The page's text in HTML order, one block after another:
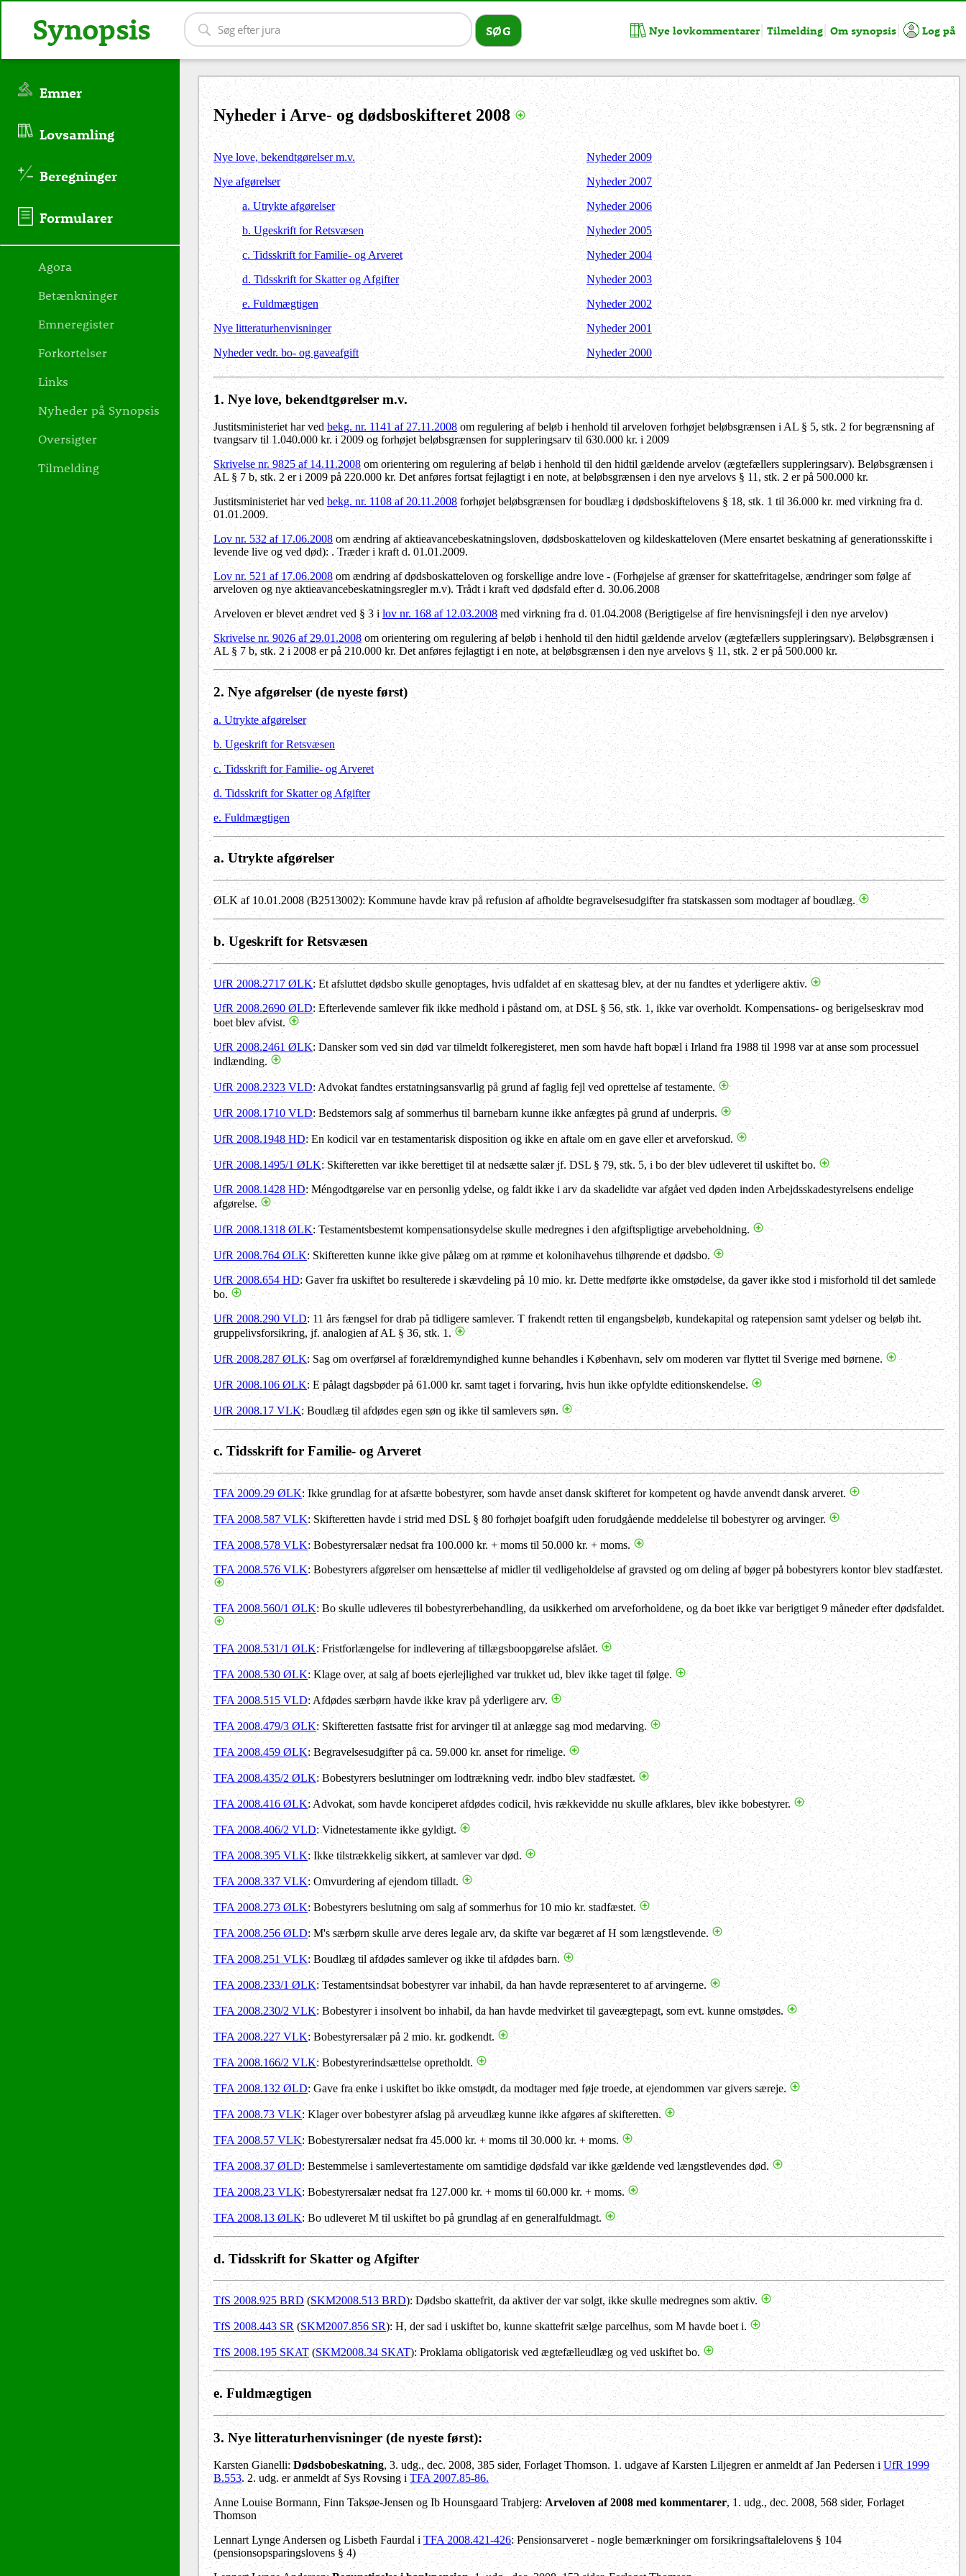
Nyheder i Arve- og dødsboskifteret 2008
Nye love, bekendtgørelser m.v.
Nye afgørelser
a. Utrykte afgørelser
b. Ugeskrift for Retsvæsen
c. Tidsskrift for Familie- og Arveret
d. Tidsskrift for Skatter og Afgifter
e. Fuldmægtigen
Nye litteraturhenvisninger
Nyheder vedr. bo- og gaveafgift
Nyheder 2009
Nyheder 2007
Nyheder 2006
Nyheder 2005
Nyheder 2004
Nyheder 2003
Nyheder 2002
Nyheder 2001
Nyheder 2000
1. Nye love, bekendtgørelser m.v.
Justitsministeriet har vedbekg. nr. 1141 af 27.11.2008om regulering af beløb i henhold til arveloven forhøjet beløbsgrænsen i AL § 5, stk. 2 for begrænsning af
tvangsarv til 1.040.000 kr. i 2009 og forhøjet beløbsgrænsen for suppleringsarv til 630.000 kr. i 2009
Skrivelse nr. 9825 af 14.11.2008 om orientering om regulering af beløb i henhold til den hidtil gældende arvelov (ægtefællers suppleringsarv). Beløbsgrænsen i
AL § 7 b, stk. 2 er i 2009 på 220.000 kr. Det anføres fortsat fejlagtigt i en note, at beløbsgrænsen i den nye arvelovs § 11, stk. 2 er på 500.000 kr.
Justitsministeriet har vedbekg. nr. 1108 af 20.11.2008forhøjet beløbsgrænsen for boudlæg i dødsboskiftelovens § 18, stk. 1 til 36.000 kr. med virkning fra d.
01.01.2009.
Lov nr. 532 af 17.06.2008om ændring af aktieavancebeskatningsloven, dødsboskatteloven og kildeskatteloven (Mere ensartet beskatning af generationsskifte i
levende live og ved død): . Træder i kraft d. 01.01.2009.
Lov nr. 521 af 17.06.2008om ændring af dødsboskatteloven og forskellige andre love - (Forhøjelse af grænser for skattefritagelse, ændringer som følge af
arveloven og nye aktieavancebeskatningsregler m.v). Trådt i kraft ved dødsfald efter d. 30.06.2008
Arveloven er blevet ændret ved § 3 ilov nr. 168 af 12.03.2008 med virkning fra d. 01.04.2008 (Berigtigelse af fire henvisningsfejl i den nye arvelov)
Skrivelse nr. 9026 af 29.01.2008om orientering om regulering af beløb i henhold til den hidtil gældende arvelov (ægtefællers suppleringsarv). Beløbsgrænsen i
AL § 7 b, stk. 2 i 2008 er på 210.000 kr. Det anføres fejlagtigt i en note, at beløbsgrænsen i den nye arvelovs § 11, stk. 2 er på 500.000 kr.
2. Nye afgørelser(de nyeste først)
a. Utrykte afgørelser
b. Ugeskrift for Retsvæsen
c. Tidsskrift for Familie- og Arveret
d. Tidsskrift for Skatter og Afgifter
e. Fuldmægtigen
a. Utrykte afgørelser
ØLK af 10.01.2008 (B2513002): Kommune havde krav på refusion af afholdte begravelsesudgifter fra statskassen som modtager af boudlæg.
b. Ugeskrift for Retsvæsen
UfR 2008.2717 ØLK: Et afsluttet dødsbo skulle genoptages, hvis udfaldet af en skattesag blev, at der nu fandtes et yderligere aktiv.
UfR 2008.2690 ØLD: Efterlevende samlever fik ikke medhold i påstand om, at DSL § 56, stk. 1, ikke var overholdt. Kompensations- og berigelseskrav mod
boet blev afvist.
UfR 2008.2461 ØLK: Dansker som ved sin død var tilmeldt folkeregisteret, men som havde haft bopæl i Irland fra 1988 til 1998 var at anse som processuel
indlænding.
UfR 2008.2323 VLD: Advokat fandtes erstatningsansvarlig på grund af faglig fejl ved oprettelse af testamente.
UfR 2008.1710 VLD: Bedstemors salg af sommerhus til barnebarn kunne ikke anfægtes på grund af underpris.
UfR 2008.1948 HD: En kodicil var en testamentarisk disposition og ikke en aftale om en gave eller et arveforskud.
UfR 2008.1495/1 ØLK: Skifteretten var ikke berettiget til at nedsætte salær jf. DSL § 79, stk. 5, i bo der blev udleveret til uskiftet bo.
UfR 2008.1428 HD: Méngodtgørelse var en personlig ydelse, og faldt ikke i arv da skadelidte var afgået ved døden inden Arbejdsskadestyrelsens endelige
afgørelse.
UfR 2008.1318 ØLK: Testamentsbestemt kompensationsydelse skulle medregnes i den afgiftspligtige arvebeholdning.
UfR 2008.764 ØLK: Skifteretten kunne ikke give pålæg om at rømme et kolonihavehus tilhørende et dødsbo.
UfR 2008.654 HD: Gaver fra uskiftet bo resulterede i skævdeling på 10 mio. kr. Dette medførte ikke omstødelse, da gaver ikke stod i misforhold til det samlede
bo.
UfR 2008.290 VLD: 11 års fængsel for drab på tidligere samlever. T frakendt retten til engangsbeløb, kundekapital og ratepension samt ydelser og beløb iht.
gruppelivsforsikring, jf. analogien af AL § 36, stk. 1.
UfR 2008.287 ØLK: Sag om overførsel af forældremyndighed kunne behandles i København, selv om moderen var flyttet til Sverige med børnene.
UfR 2008.106 ØLK: E pålagt dagsbøder på 61.000 kr. samt taget i forvaring, hvis hun ikke opfyldte editionskendelse.
UfR 2008.17 VLK: Boudlæg til afdødes egen søn og ikke til samlevers søn.
c. Tidsskrift for Familie- og Arveret
TFA 2009.29 ØLK: Ikke grundlag for at afsætte bobestyrer, som havde anset dansk skifteret for kompetent og havde anvendt dansk arveret.
TFA 2008.587 VLK: Skifteretten havde i strid med DSL § 80 forhøjet boafgift uden forudgående meddelelse til bobestyrer og arvinger.
TFA 2008.578 VLK: Bobestyrersalær nedsat fra 100.000 kr. + moms til 50.000 kr. + moms.
TFA 2008.576 VLK: Bobestyrers afgørelser om hensættelse af midler til vedligeholdelse af gravsted og om deling af bøger på bobestyrers kontor blev stadfæstet.
TFA 2008.560/1 ØLK: Bo skulle udleveres til bobestyrerbehandling, da usikkerhed om arveforholdene, og da boet ikke var berigtiget 9 måneder efter dødsfaldet.
TFA 2008.531/1 ØLK: Fristforlængelse for indlevering af tillægsboopgørelse afslået.
TFA 2008.530 ØLK: Klage over, at salg af boets ejerlejlighed var trukket ud, blev ikke taget til følge.
TFA 2008.515 VLD: Afdødes særbørn havde ikke krav på yderligere arv.
TFA 2008.479/3 ØLK: Skifteretten fastsatte frist for arvinger til at anlægge sag mod medarving.
TFA 2008.459 ØLK: Begravelsesudgifter på ca. 59.000 kr. anset for rimelige.
TFA 2008.435/2 ØLK: Bobestyrers beslutninger om lodtrækning vedr. indbo blev stadfæstet.
TFA 2008.416 ØLK: Advokat, som havde konciperet afdødes codicil, hvis rækkevidde nu skulle afklares, blev ikke bobestyrer.
TFA 2008.406/2 VLD: Vidnetestamente ikke gyldigt.
TFA 2008.395 VLK: Ikke tilstrækkelig sikkert, at samlever var død.
TFA 2008.337 VLK: Omvurdering af ejendom tilladt.
TFA 2008.273 ØLK: Bobestyrers beslutning om salg af sommerhus for 10 mio kr. stadfæstet.
TFA 2008.256 ØLD: M's særbørn skulle arve deres legale arv, da skifte var begæret af H som længstlevende.
TFA 2008.251 VLK: Boudlæg til afdødes samlever og ikke til afdødes barn.
TFA 2008.233/1 ØLK: Testamentsindsat bobestyrer var inhabil, da han havde repræsenteret to af arvingerne.
TFA 2008.230/2 VLK: Bobestyrer i insolvent bo inhabil, da han havde medvirket til gaveægtepagt, som evt. kunne omstødes.
TFA 2008.227 VLK: Bobestyrersalær på 2 mio. kr. godkendt.
TFA 2008.166/2 VLK: Bobestyrerindsættelse opretholdt.
TFA 2008.132 ØLD: Gave fra enke i uskiftet bo ikke omstødt, da modtager med føje troede, at ejendommen var givers særeje.
TFA 2008.73 VLK: Klager over bobestyrer afslag på arveudlæg kunne ikke afgøres af skifteretten.
TFA 2008.57 VLK: Bobestyrersalær nedsat fra 45.000 kr. + moms til 30.000 kr. + moms.
TFA 2008.37 ØLD: Bestemmelse i samlevertestamente om samtidige dødsfald var ikke gældende ved længstlevendes død.
TFA 2008.23 VLK: Bobestyrersalær nedsat fra 127.000 kr. + moms til 60.000 kr. + moms.
TFA 2008.13 ØLK: Bo udleveret M til uskiftet bo på grundlag af en generalfuldmagt.
d. Tidsskrift for Skatter og Afgifter
TfS 2008.925 BRD (SKM2008.513 BRD): Dødsbo skattefrit, da aktiver der var solgt, ikke skulle medregnes som aktiv.
TfS 2008.443 SR (SKM2007.856 SR): H, der sad i uskiftet bo, kunne skattefrit sælge parcelhus, som M havde boet i.
TfS 2008.195 SKAT (SKM2008.34 SKAT): Proklama obligatorisk ved ægtefælleudlæg og ved uskiftet bo.
e. Fuldmægtigen
3. Nye litteraturhenvisninger(de nyeste først):
Karsten Gianelli: Dødsbobeskatning, 3. udg., dec. 2008, 385 sider, Forlaget Thomson. 1. udgave af Karsten Liljegren er anmeldt af Jan Pedersen iUfR 1999
B.553. 2. udg. er anmeldt af Sys Rovsing iTFA 2007.85-86.
Anne Louise Bormann, Finn Taksøe-Jensen og Ib Hounsgaard Trabjerg:Arveloven af 2008 med kommentarer, 1. udg., dec. 2008, 568 sider, Forlaget
Thomson
Lennart Lynge Andersen og Lisbeth Faurdal iTFA 2008.421-426:Pensionsarveret - nogle bemærkninger om forsikringsaftalelovens § 104
(pensionsopsparingslovens § 4)
Emner
Lovsamling
Beregninger
Formularer
Agora
Betænkninger
Emneregister
Forkortelser
Links
Nyheder på Synopsis
Oversigter
Tilmelding
Synopsis Nye lovkommentarer Tilmelding Om synopsis Log på